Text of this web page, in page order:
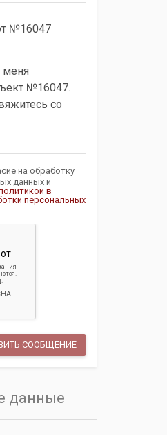
на обработку
данных и
в
персональных
данные